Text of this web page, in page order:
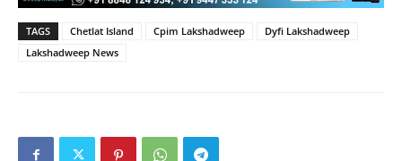
TAGS Chetlat Island Cpim Lakshadweep
Dyfi Lakshadweep
Lakshadweep News